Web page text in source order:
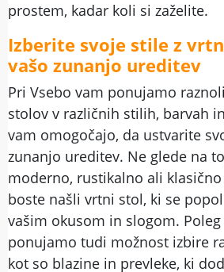
prostem, kadar koli si zaželite.
Izberite svoje stile z
vašo zunanjo ureditev
Pri Vsebo vam ponujamo
stolov v različnih stilih, barvah
vam omogočajo, da ustvarite
zunanjo ureditev. Ne glede na
moderno, rustikalno ali
boste našli vrtni stol, ki se
vašim okusom in slogom. Poleg
ponujamo tudi možnost izbire
kot so blazine in prevleke, ki